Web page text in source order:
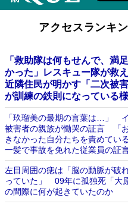
アクセスランキ
「救助隊は何もせんで、満
かった」レスキュー隊が救
近隣住民が明かす「二次被
が訓練の鉄則になっている様
「玖瑠美の最期の言葉は…」
被害者の親族が慟哭の証言 「
きなかった自分たちを責めてい
一髪で事故を免れた従業員の証
左目周囲の痣は「脳の動脈が破
っていた」 09年に孤独死「大
の間際に何が起きていたのか